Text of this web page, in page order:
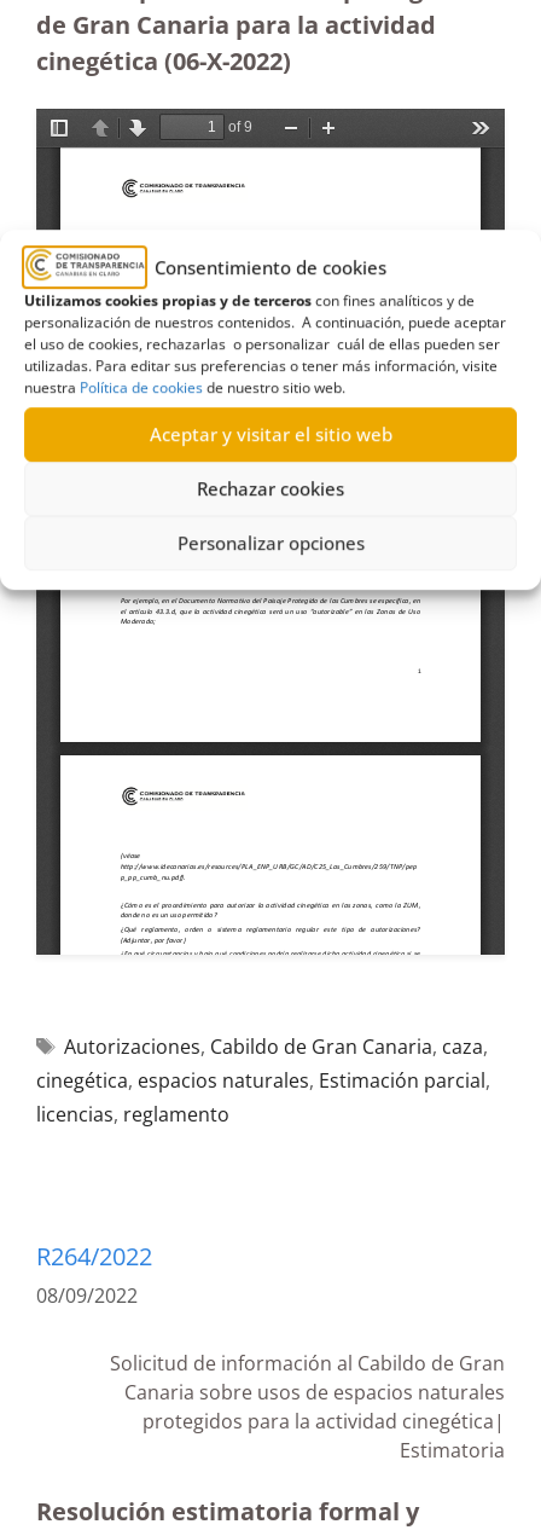
Consentimiento de cookies
Utilizamos cookies propias y de terceroscon fines analíticos y de
personalización de nuestros contenidos. A continuación, puede aceptar
el uso de cookies, rechazarlas o personalizar cuál de ellas pueden ser
utilizadas. Para editar sus preferencias o tener más información, visite
nuestra Política de cookiesde nuestro sitio web.
Aceptar y visitar el sitio web
Rechazar cookies
Personalizar opciones
de Gran Canaria para la actividad
cinegética (06-X-2022)
Autorizaciones, Cabildo de Gran Canaria, caza,
cinegética, espacios naturales, Estimación parcial,
licencias, reglamento
R264/2022
08/09/2022
Solicitud de información al Cabildo de Gran
Canaria sobre usos de espacios naturales
protegidos para la actividad cinegética|
Estimatoria
Resolución estimatoria formal y